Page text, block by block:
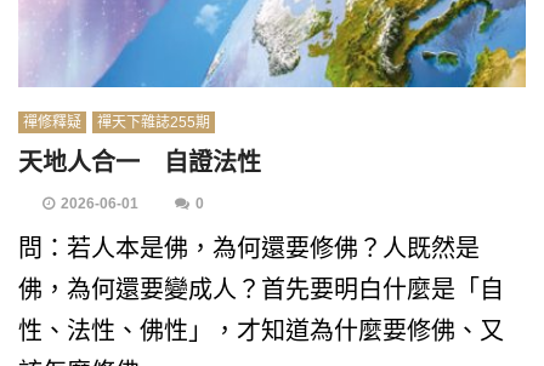
禪修釋疑 禪天下雜誌255期
天地人合一 自證法性
2026-06-01 0
問：若人本是佛，為何還要修佛？人既然是
佛，為何還要變成人？首先要明白什麼是「自
性、法性、佛性」，才知道為什麼要修佛、又